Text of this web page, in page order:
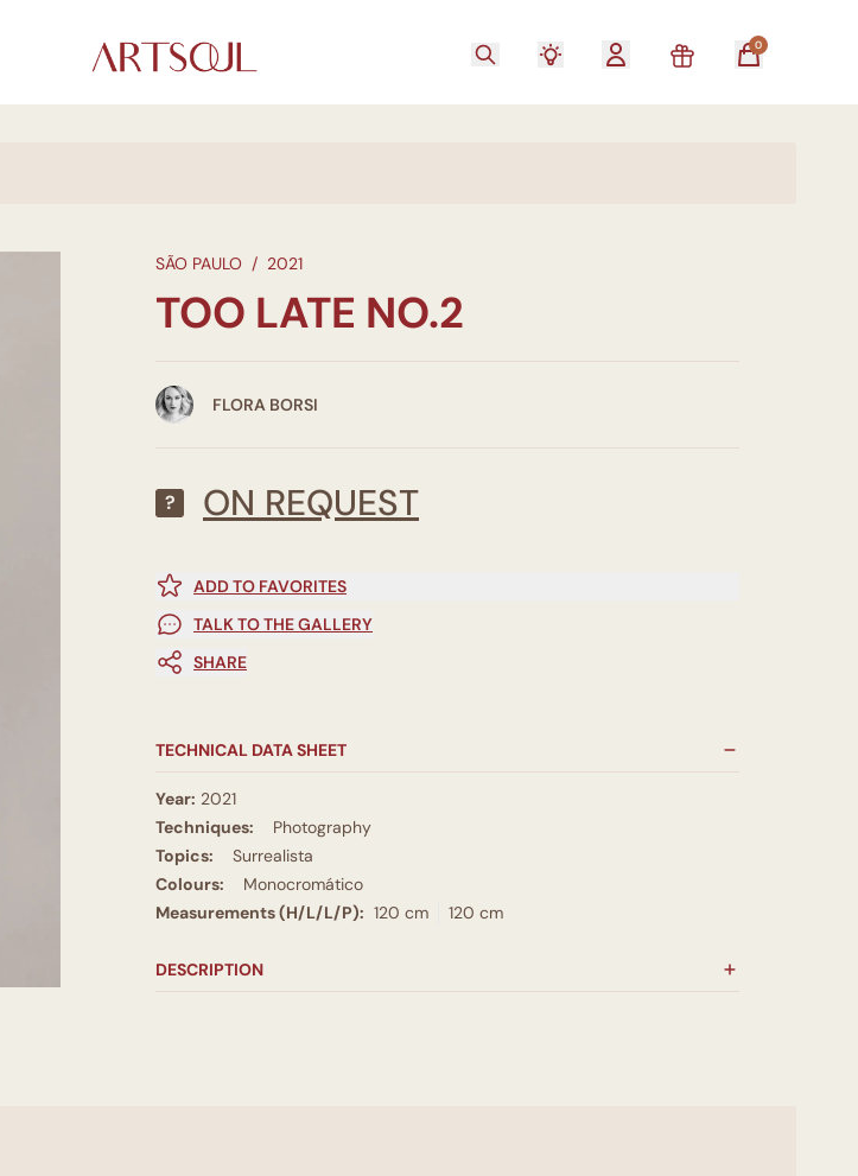
0
SÃO PAULO / 2021
TOO LATE NO.2
FLORA BORSI
? ON REQUEST
ADD TO FAVORITES
TALK TO THE GALLERY
SHARE
TECHNICAL DATA SHEET
Year: 2021
Techniques:
Photography
Topics:
Surrealista
Colours:
Monocromático
Measurements (H/L/L/P): 120 cm 120 cm
DESCRIPTION